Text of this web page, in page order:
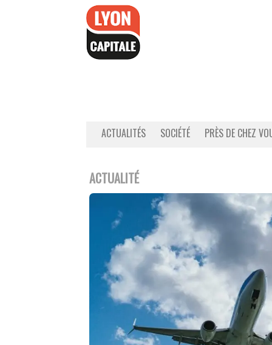
ACTUALITÉS SOCIÉTÉ PRÈS DE CHEZ
ACTUALITÉ